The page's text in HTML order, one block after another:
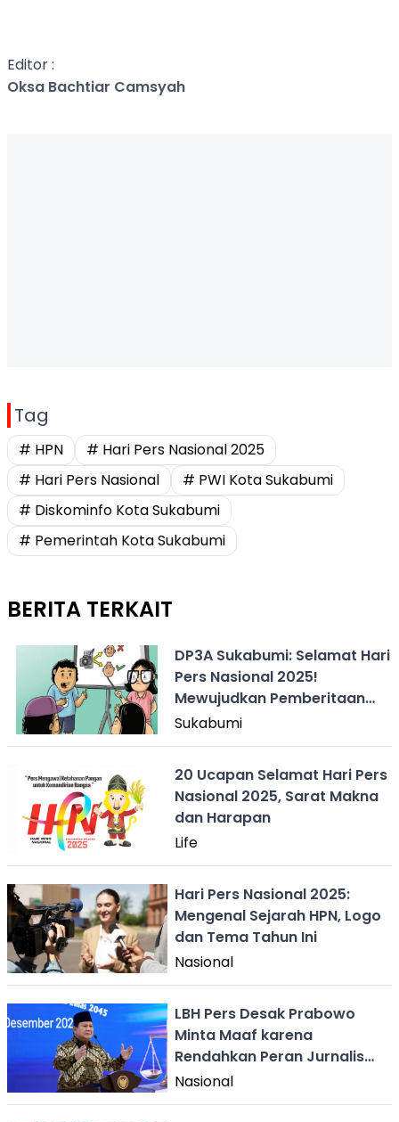
Editor :
Oksa Bachtiar Camsyah
Tag
# HPN
# Hari Pers Nasional 2025
# Hari Pers Nasional
# PWI Kota Sukabumi
# Diskominfo Kota Sukabumi
# Pemerintah Kota Sukabumi
BERITA TERKAIT
DP3A Sukabumi: Selamat Hari
Pers Nasional 2025!
Mewujudkan Pemberitaan
Ramah Anak
Sukabumi
20 Ucapan Selamat Hari Pers
Nasional 2025, Sarat Makna
dan Harapan
Life
Hari Pers Nasional 2025:
Mengenal Sejarah HPN, Logo
dan Tema Tahun Ini
Nasional
LBH Pers Desak Prabowo
Minta Maaf karena
Rendahkan Peran Jurnalis
saat Paripurna
Nasional